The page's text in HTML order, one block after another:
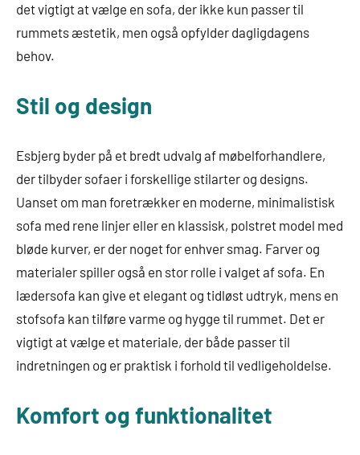
det vigtigt at vælge en sofa, der ikke kun passer til
rummets æstetik, men også opfylder dagligdagens
behov.
Stil og design
Esbjerg byder på et bredt udvalg af møbelforhandlere,
der tilbyder sofaer i forskellige stilarter og designs.
Uanset om man foretrækker en moderne, minimalistisk
sofa med rene linjer eller en klassisk, polstret model med
bløde kurver, er der noget for enhver smag. Farver og
materialer spiller også en stor rolle i valget af sofa. En
lædersofa kan give et elegant og tidløst udtryk, mens en
stofsofa kan tilføre varme og hygge til rummet. Det er
vigtigt at vælge et materiale, der både passer til
indretningen og er praktisk i forhold til vedligeholdelse.
Komfort og funktionalitet